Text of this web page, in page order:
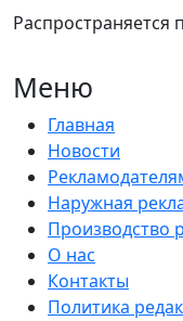
Меню
Главная
Новости
Наружная
Производство
О нас
Контакты
Политика